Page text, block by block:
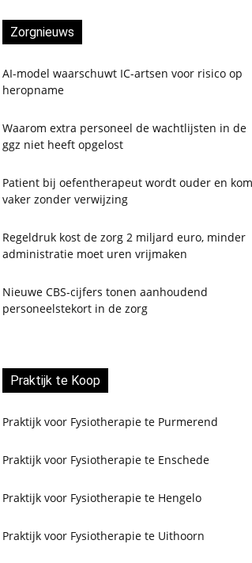
Zorgnieuws
AI-model waarschuwt IC-artsen voor risico op
heropname
Waarom extra personeel de wachtlijsten in de
ggz niet heeft opgelost
Patient bij oefentherapeut wordt ouder en
vaker zonder verwijzing
Regeldruk kost de zorg 2 miljard euro, minder
administratie moet uren vrijmaken
Nieuwe CBS-cijfers tonen aanhoudend
personeelstekort in de zorg
Praktijk te Koop
Praktijk voor Fysiotherapie te Purmerend
Praktijk voor Fysiotherapie te Enschede
Praktijk voor Fysiotherapie te Hengelo
Praktijk voor Fysiotherapie te Uithoorn